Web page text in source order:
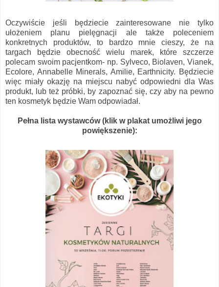
Oczywiście jeśli będziecie zainteresowane nie tylko
ułożeniem planu pielęgnacji ale także poleceniem
konkretnych produktów, to bardzo mnie cieszy, że na
targach będzie obecność wielu marek, które szczerze
polecam swoim pacjentkom- np. Sylveco, Biolaven, Vianek,
Ecolore, Annabelle Minerals, Amilie, Earthnicity. Będziecie
więc miały okazję na miejscu nabyć odpowiedni dla Was
produkt, lub też próbki, by zapoznać się, czy aby na pewno
ten kosmetyk będzie Wam odpowiadał.
Pełna lista wystawców (klik w plakat umożliwi jego
powiększenie):